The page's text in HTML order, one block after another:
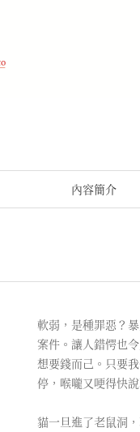
內容簡介
軟弱，是種罪惡？
案件。讓人錯愕也
想要錢而己。只要
停，喉嚨又哽得快
貓一旦進了老鼠洞